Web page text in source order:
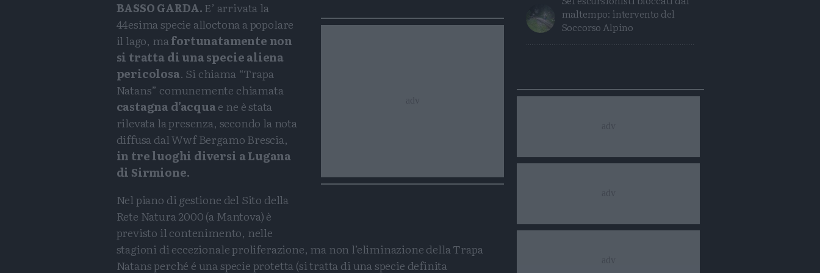
BASSO GARDA.E’ arrivata la
44esima specie alloctona a popolare
il lago, mafortunatamente non
si tratta di una specie aliena
pericolosa. Si chiama “Trapa
Natans” comunemente chiamata
castagna d’acquae ne è stata
rilevata la presenza, secondo la nota
diffusa dal Wwf Bergamo Brescia,
in tre luoghi diversi a Lugana
di Sirmione.
Nel piano di gestione del Sito della
Rete Natura 2000 (a Mantova) è
previsto il contenimento, nelle
stagioni di eccezionale proliferazione, ma non l’eliminazione della Trapa
Natans perché é una specie protetta (si tratta di una specie definita
maltempo: intervento del
Soccorso Alpino